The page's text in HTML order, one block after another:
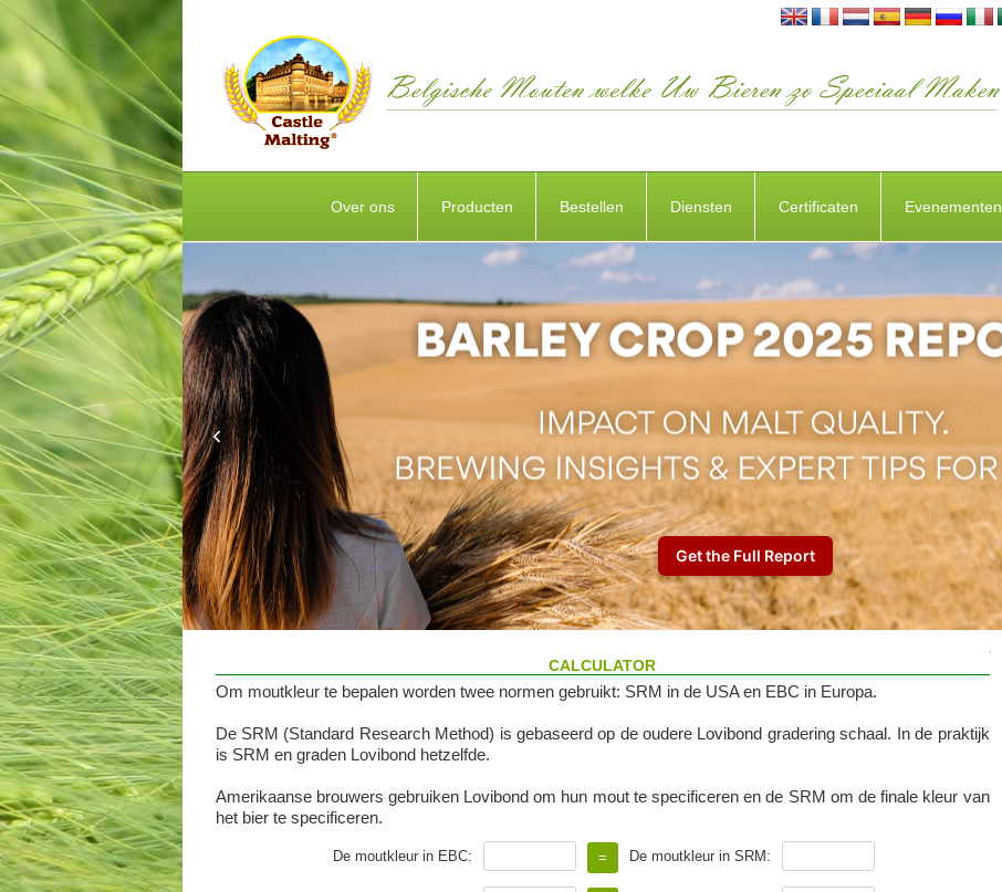
Over ons Producten Bestellen Diensten Certificaten Evenementen
CALCULATOR
Om moutkleur te bepalen worden twee normen gebruikt: SRM in de USA en EBC in Europa.
De SRM (Standard Research Method) is gebaseerd op de oudere Lovibond gradering schaal. In de praktijk
is SRM en graden Lovibond hetzelfde.
Amerikaanse brouwers gebruiken Lovibond om hun mout te specificeren en de SRM om de finale kleur van
het bier te specificeren.
De moutkleur in EBC: De moutkleur in SRM: